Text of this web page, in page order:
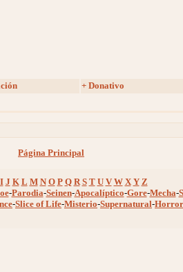
+ Donativo
Página Principal
I J K L M N O P Q R S T U V W X Y Z
-Parodia-Seinen-Apocalíptico-Gore-Mecha-
-Slice of Life-Misterio-Supernatural-Horror